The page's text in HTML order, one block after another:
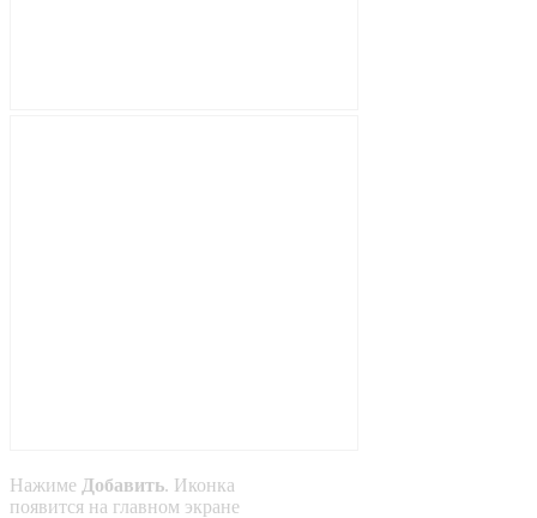
Нажиме Добавить. Иконка
появится на главном экране